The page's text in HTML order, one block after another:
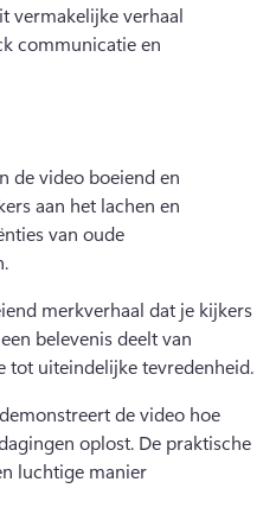
vermakelijke verhaal
communicatie en
de video boeiend en
aan het lachen en
van oude
merkverhaal dat je kijkers
belevenis deelt van
tot uiteindelijke tevredenheid.
de video hoe
oplost. De praktische
luchtige manier